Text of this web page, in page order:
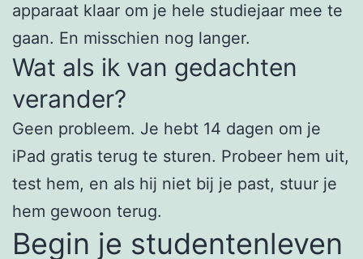
apparaat klaar om je hele studiejaar mee te
gaan. En misschien nog langer.
Wat als ik van gedachten
verander?
Geen probleem. Je hebt 14 dagen om je
iPad gratis terug te sturen. Probeer hem uit,
test hem, en als hij niet bij je past, stuur je
hem gewoon terug.
Begin je studentenleven